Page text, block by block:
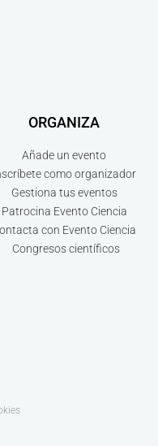
ORGANIZA
Añade un evento
como organizador
Gestiona tus eventos
Patrocina Evento Ciencia
con Evento Ciencia
Congresos científicos